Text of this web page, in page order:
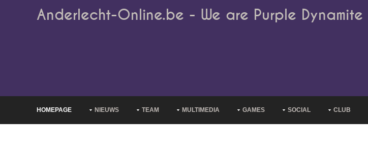
Anderlecht-Online.be - We are Purple Dynamite
HOMEPAGE NIEUWS TEAM MULTIMEDIA GAMES SOCIAL CLUB